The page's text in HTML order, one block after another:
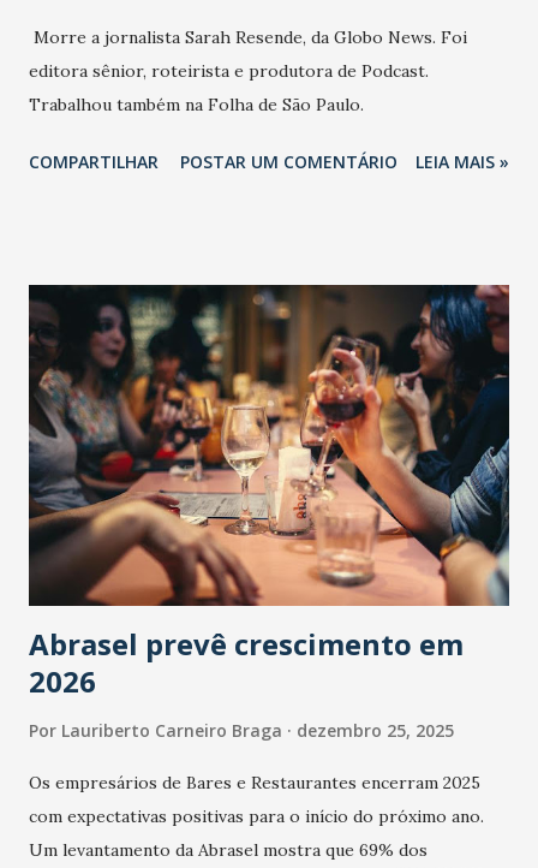
Morre a jornalista Sarah Resende, da Globo News. Foi
editora sênior, roteirista e produtora de Podcast.
Trabalhou também na Folha de São Paulo.
COMPARTILHAR POSTAR UM COMENTÁRIO LEIA MAIS »
Abrasel prevê crescimento em
2026
Por Lauriberto Carneiro Braga dezembro 25, 2025
Os empresários de Bares e Restaurantes encerram 2025
com expectativas positivas para o início do próximo ano.
Um levantamento da Abrasel mostra que 69% dos